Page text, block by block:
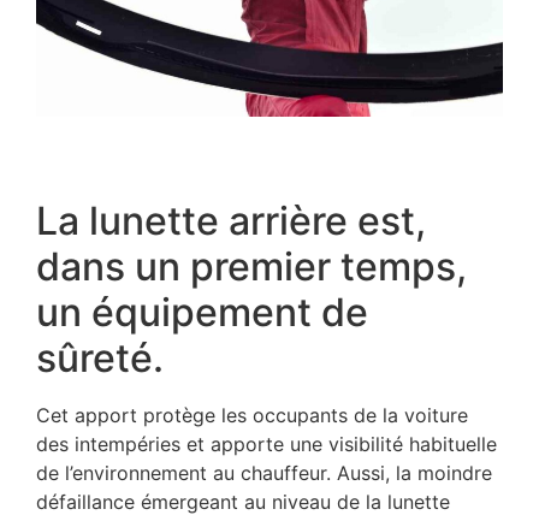
La lunette arrière est,
dans un premier temps,
un équipement de
sûreté.
Cet apport protège les occupants de la voiture
des intempéries et apporte une visibilité habituelle
de l’environnement au chauffeur. Aussi, la moindre
défaillance émergeant au niveau de la lunette